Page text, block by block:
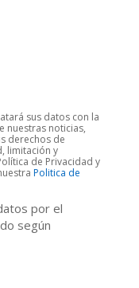
sus datos con la
nuestras noticias,
derechos de
limitación y
de Privacidad y
Politica de
por el
según